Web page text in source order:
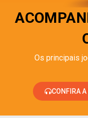
Os principais
CONFIRA